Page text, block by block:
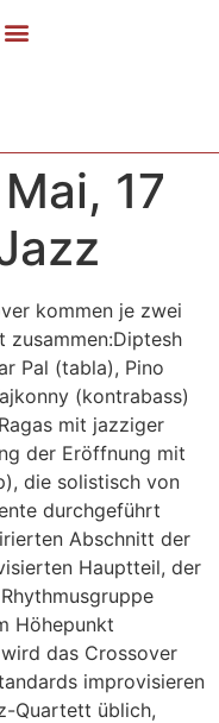
17
kommen je zwei
zusammen:Diptesh
Pal (tabla), Pino
(kontrabass)
mit jazziger
der Eröffnung mit
die solistisch von
durchgeführt
Abschnitt der
Hauptteil, der
Höhepunkt
das Crossover
improvisieren
Quartett üblich,